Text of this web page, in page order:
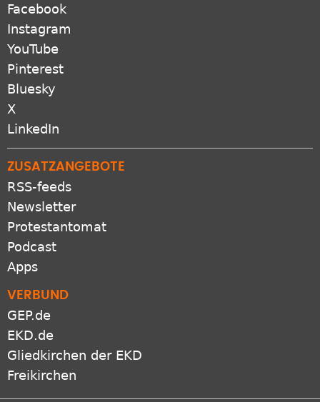
Facebook
Instagram
YouTube
Pinterest
Bluesky
X
LinkedIn
ZUSATZANGEBOTE
RSS-feeds
Newsletter
Protestantomat
Podcast
Apps
VERBUND
GEP.de
EKD.de
Gliedkirchen der EKD
Freikirchen